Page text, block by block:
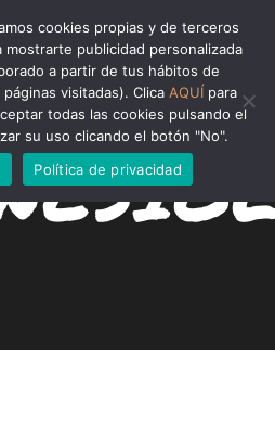
cookies propias y de terceros
mostrarte publicidad personalizada
a partir de tus hábitos de
visitadas). Clica AQUÍpara
todas las cookies pulsando el
su uso clicando el botón "No".
Política de privacidad